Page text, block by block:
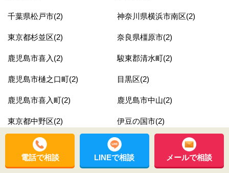
千葉県松戸市(2) 神奈川県横浜市南区(2)
東京都杉並区(2) 奈良県橿原市(2)
鹿児島市喜入(2) 駿東郡清水町(2)
鹿児島市樋之口町(2) 目黒区(2)
鹿児島市喜入町(2) 鹿児島市中山(2)
東京都中野区(2) 伊豆の国市(2)
鹿児島市真砂町(2) 大阪府狭山市(2)
東京都品川区(2) 富田林市(2)
電話で相談 LINEで相談 メールで相談